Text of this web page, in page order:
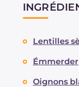
Lentilles
Émmerder
Oignons